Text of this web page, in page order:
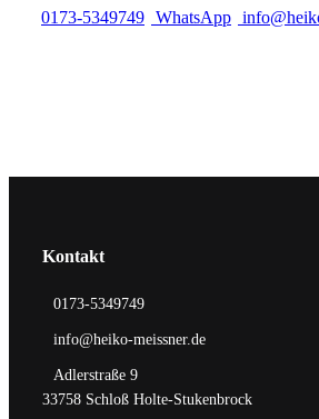
0173-5349749 WhatsApp
Kontakt
0173-5349749
info@heiko-meissner.de
Adlerstraße 9
33758 Schloß Holte-Stukenbrock